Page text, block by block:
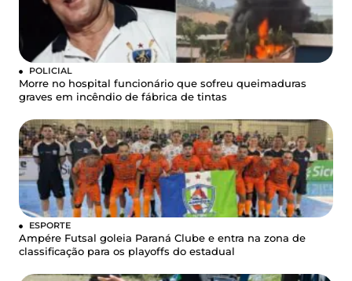
POLICIAL
Morre no hospital funcionário que sofreu queimaduras
graves em incêndio de fábrica de tintas
ESPORTE
Ampére Futsal goleia Paraná Clube e entra na zona de
classificação para os playoffs do estadual